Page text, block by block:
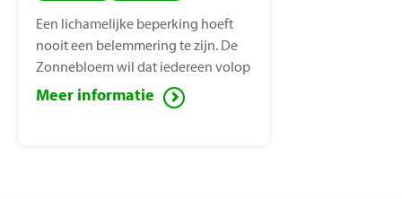
Een lichamelijke beperking hoeft
nooit een belemmering te zijn. De
Zonnebloem wil dat iedereen volop
van het leven kan genieten, ook
mensen met een lichamelijke
Meer informatie